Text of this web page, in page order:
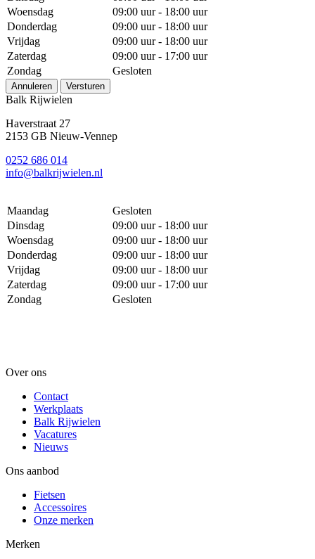
Woensdag
09:00 uur - 18:00 uur
Donderdag
09:00 uur - 18:00 uur
Vrijdag
09:00 uur - 18:00 uur
Zaterdag
09:00 uur - 17:00 uur
Zondag
Gesloten
Annuleren Versturen
Balk Rijwielen
Haverstraat 27
2153 GB Nieuw-Vennep
0252 686 014
info@balkrijwielen.nl
Maandag
Gesloten
Dinsdag
09:00 uur - 18:00 uur
Woensdag
09:00 uur - 18:00 uur
Donderdag
09:00 uur - 18:00 uur
Vrijdag
09:00 uur - 18:00 uur
Zaterdag
09:00 uur - 17:00 uur
Zondag
Gesloten
Over ons
Contact
Werkplaats
Balk Rijwielen
Vacatures
Nieuws
Ons aanbod
Fietsen
Accessoires
Onze merken
Merken